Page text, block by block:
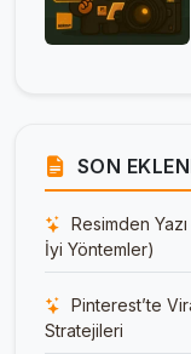
SON
Resimden
İyi Yöntemler)
Pinterest’te
Stratejileri